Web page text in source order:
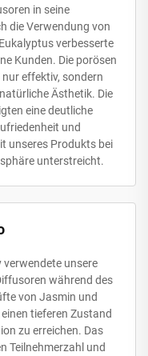
in seine
die Verwendung von
verbesserte
Kunden. Die porösen
effektiv, sondern
Ästhetik. Die
eine deutliche
und
unseres Produkts bei
unterstreicht.
verwendete unsere
während des
von Jasmin und
tieferen Zustand
zu erreichen. Das
Teilnehmerzahl und